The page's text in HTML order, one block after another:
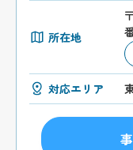
所在地
対応エリア